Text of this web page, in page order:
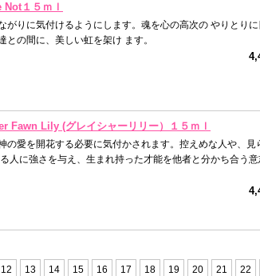
１５ｍｌ
がりに気付けるようにします。魂を心の高次の やりとりに
の間に、美しい虹を架け ます。
Fawn Lily (グレイシャーリリー）１５ｍｌ
の愛を開花する必要に気付かされます。控えめな人や、見
人に強さを与え、生まれ持った才能を他者と分かち合う
12 13 14 15 16 17 18 19 20 21 22